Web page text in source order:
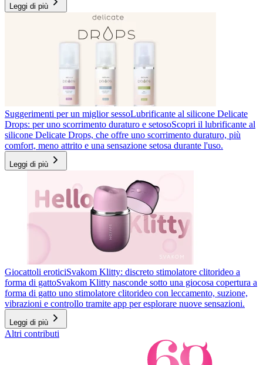
Leggi di più
Suggerimenti per un miglior sessoLubrificante al silicone Delicate
Drops: per uno scorrimento duraturo e setosoScopri il lubrificante al
silicone Delicate Drops, che offre uno scorrimento duraturo, più
comfort, meno attrito e una sensazione setosa durante l'uso.
Leggi di più
Giocattoli eroticiSvakom Klitty: discreto stimolatore clitorideo a
forma di gattoSvakom Klitty nasconde sotto una giocosa copertura a
forma di gatto uno stimolatore clitorideo con leccamento, suzione,
vibrazioni e controllo tramite app per esplorare nuove sensazioni.
Leggi di più
Altri contributi